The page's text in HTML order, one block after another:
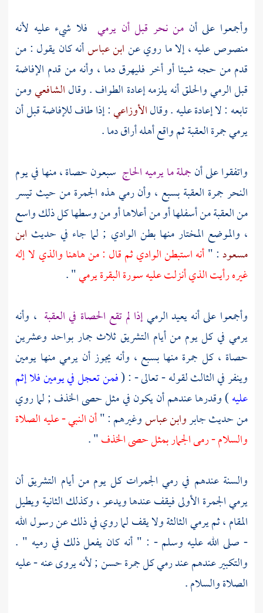
وأجمعوا على أن من نحر قبل أن يرمي فلا شيء عليه لأنه
منصوص عليه ، إلا ما روي عنابن عباسأنه كان يقول : من
قدم من حجه شيئا أو أخر فليهرق دما ، وأنه من قدم الإفاضة
قبل الرمي والحلق أنه يلزمه إعادة الطواف . وقالالشافعيومن
تابعه : لا إعادة عليه . وقالالأوزاعي: إذا طاف للإفاضة قبل أن
يرمي جمرة العقبة ثم واقع أهله أراق دما .
واتفقوا على أنجملة ما يرميه الحاج سبعون حصاة ، منها في يوم
النحر جمرة العقبة بسبع ، وأن رمي هذه الجمرة من حيث تيسر
من العقبة من أسفلها أو من أعلاها أو من وسطها كل ذلك واسع
، والموضع المختار منها بطن الوادي ; لما جاء في حديث ابن
مسعود: "أنه استبطن الوادي ثم قال : من هاهنا والذي لا إله
غيره رأيت الذي أنزلت عليه سورة البقرة يرمي" .
وأجمعوا على أنه يعيد الرميإذا لم تقع الحصاة في العقبة ، وأنه
يرمي في كل يوم من أيام التشريق ثلاث جمار بواحد وعشرين
حصاة ، كل جمرة منها بسبع ، وأنه يجوز أن يرمي منها يومين
وينفر في الثالث لقوله - تعالى - : (فمن تعجل في يومين فلا إثم
عليه) وقدرها عندهم أن يكون في مثل حصى الخذف ; لما روي
من حديثجابروابن عباسوغيرهم : "أن النبي - عليه الصلاة
والسلام - رمى الجمار بمثل حصى الخذف" .
والسنة عندهم في رمي الجمرات كل يوم من أيام التشريق أن
يرمي الجمرة الأولى فيقف عندها ويدعو ، وكذلك الثانية ويطيل
المقام ، ثم يرمي الثالثة ولا يقف لما روي في ذلك عن رسول الله
- صلى الله عليه وسلم - : " أنه كان يفعل ذلك في رميه " .
والتكبير عندهم عند رمي كل جمرة حسن ; لأنه يروى عنه - عليه
الصلاة والسلام .